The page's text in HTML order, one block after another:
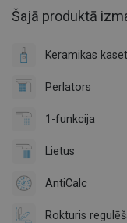
Šajā produktā
Keramikas
Perlators
1-funkcija
Lietus
AntiCalc
Rokturis